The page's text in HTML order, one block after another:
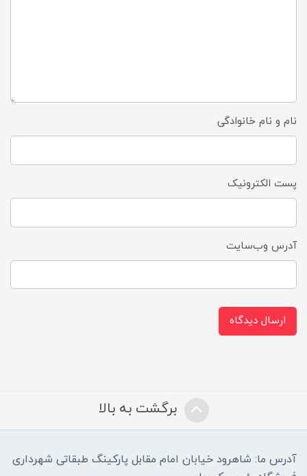
نام و نام خانوادگی
پست الکترونیک
آدرس وب‌سایت
ارسال دیدگاه
برگشت به بالا
آدرس ما: شاهرود خیابان امام مقابل پارکینگ طبقاتی شهرداری